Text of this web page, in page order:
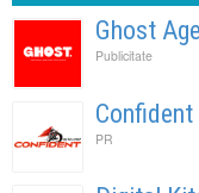
Ghost
Publicitate
PR